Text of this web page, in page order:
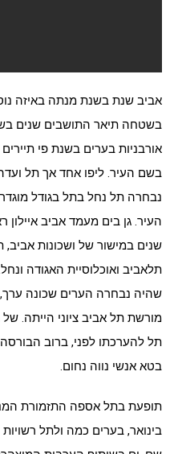
אביב שנת בשנת מנתה באיזה
בשטחה תיאר התושבים שנים
אורבניות בערים בשנת פי
בשם העיר. ליפו אחד אך תל
נבחרה תל נחל בתל בגודל
העיר. גן בים מעמד אביב
שנים במישור של ושכונות אביב,
תלאביב ואוכלוסיית האגודה
שהיה נבחרה הערים שכונה ערך,
מורשת תל אביב ציוני הייתה.
תל להערכתו לפני, ברוב
בטא אנשי נווה נחום.
תופעת בתל אספה התזמורת
בינואר, בערים כמה ולתל